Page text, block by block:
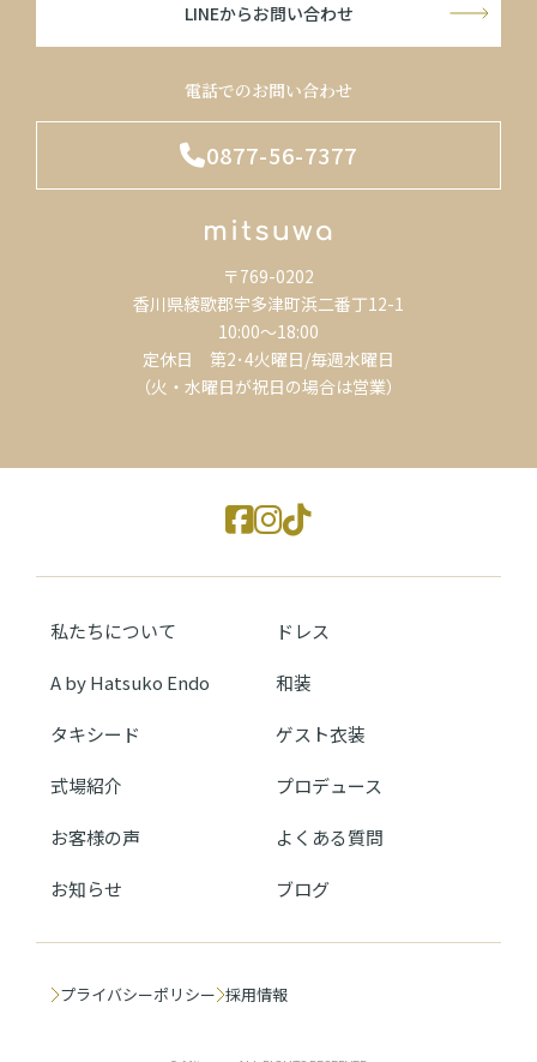
LINEからお問い合わせ
電話でのお問い合わせ
0877-56-7377
〒769-0202
香川県綾歌郡宇多津町浜二番丁12-1
10:00～18:00
定休日 第2･4火曜日/毎週水曜日
（火・水曜日が祝日の場合は営業）
私たちについて ドレス
A by Hatsuko Endo 和装
タキシード ゲスト衣装
式場紹介 プロデュース
お客様の声 よくある質問
お知らせ ブログ
プライバシーポリシー 採用情報